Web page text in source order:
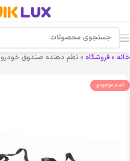
خانه »فروشگاه » نظم دهنده صندوق خودرو 3 جیب
اتمام موجودی